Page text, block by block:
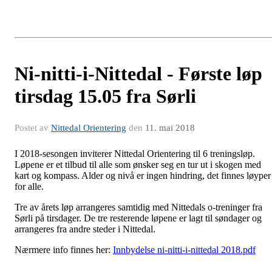
Ni-nitti-i-Nittedal - Første løp
tirsdag 15.05 fra Sørli
Postet av Nittedal Orientering den 11. mai 2018
I 2018-sesongen inviterer Nittedal Orientering til 6 treningsløp.
Løpene er et tilbud til alle som ønsker seg en tur ut i skogen med
kart og kompass. Alder og nivå er ingen hindring, det finnes løyper
for alle.
Tre av årets løp arrangeres samtidig med Nittedals o-treninger fra
Sørli på tirsdager. De tre resterende løpene er lagt til søndager og
arrangeres fra andre steder i Nittedal.
Nærmere info finnes her: Innbydelse ni-nitti-i-nittedal 2018.pdf